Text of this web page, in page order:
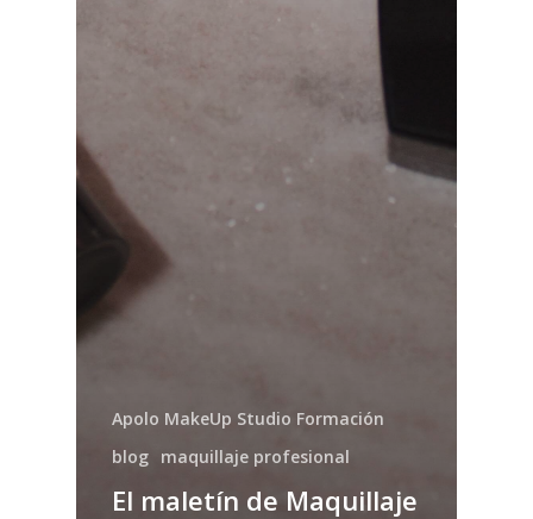
Apolo MakeUp Studio Formación
blog maquillaje profesional
El maletín de Maquillaje